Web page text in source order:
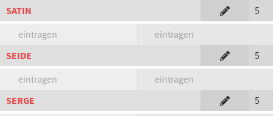
SATIN
5
eintragen
eintragen
SEIDE
5
eintragen
eintragen
SERGE
5